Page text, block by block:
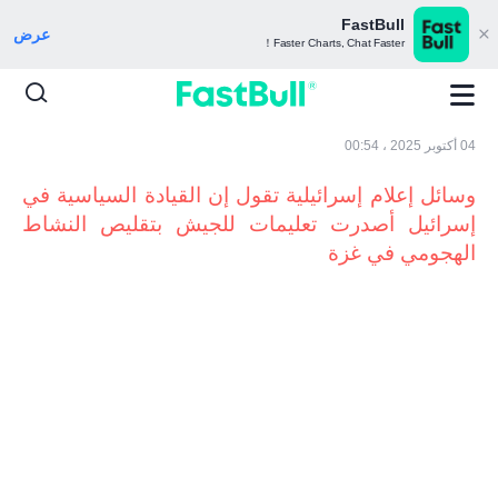
FastBull
Faster Charts, Chat Faster！ عرض
04 أكتوبر 2025 ، 00:54
وسائل إعلام إسرائيلية تقول إن القيادة السياسية في
إسرائيل أصدرت تعليمات للجيش بتقليص النشاط
الهجومي في غزة